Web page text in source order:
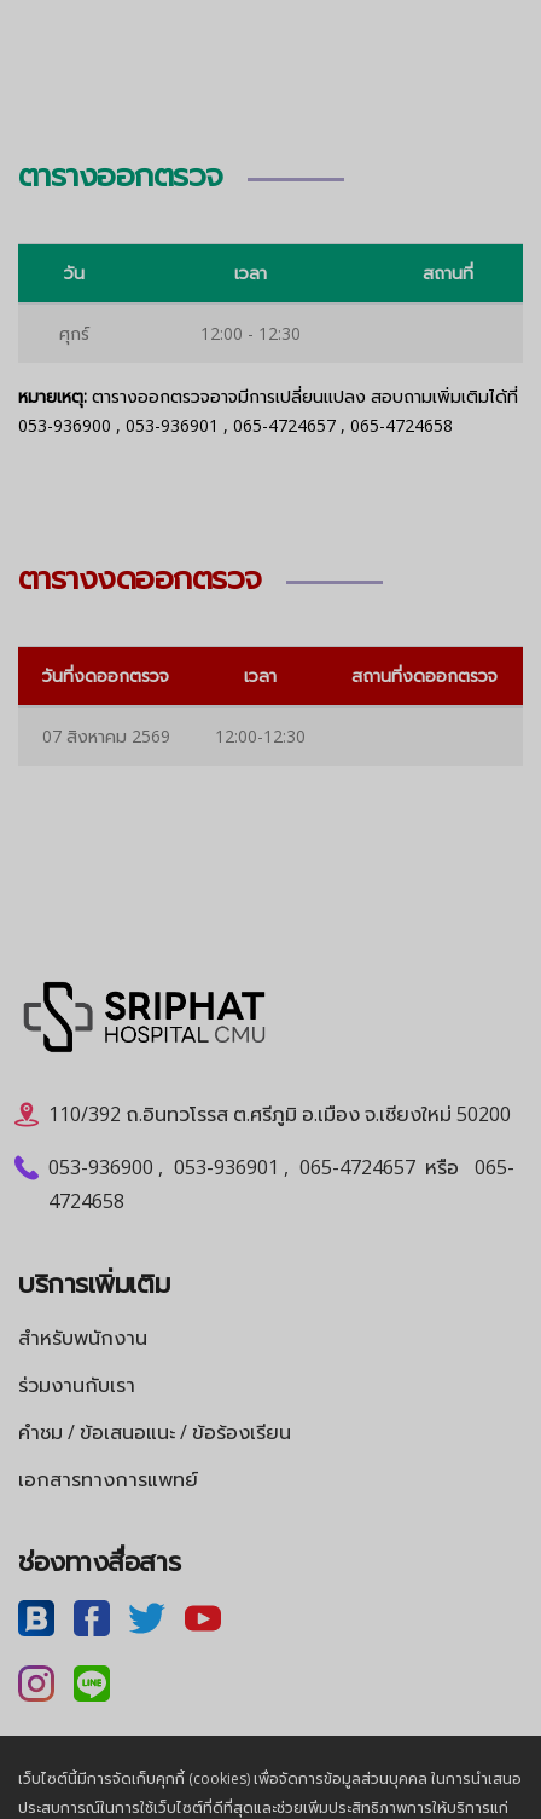
ตารางออกตรวจ
วัน เวลา สถานที่
ศุกร์ 12:00 - 12:30
หมายเหตุ: ตารางออกตรวจอาจมีการเปลี่ยนแปลง สอบถามเพิ่มเติมได้ที่
053-936900 , 053-936901 , 065-4724657 , 065-4724658
ตารางงดออกตรวจ
วันที่งดออกตรวจ เวลา สถานที่งดออกตรวจ
07 สิงหาคม 2569 12:00-12:30
110/392 ถ.อินทวโรรส ต.ศรีภูมิ อ.เมือง จ.เชียงใหม่ 50200
053-936900 , 053-936901 , 065-4724657 หรือ
065-
4724658
บริการเพิ่มเติม
สำหรับพนักงาน
ร่วมงานกับเรา
คำชม / ข้อเสนอแนะ / ข้อร้องเรียน
เอกสารทางการแพทย์
ช่องทางสื่อสาร
นโยบายความเป็นส่วนตัว |นโยบายคุกกี้
เว็บไซต์นี้มีการจัดเก็บคุกกี้ (cookies) เพื่อจัดการข้อมูลส่วนบุคคล ในการนำเสนอ
ประสบการณ์ในการใช้เว็บไซต์ที่ดีที่สุดและช่วยเพิ่มประสิทธิภาพการให้บริการแก่